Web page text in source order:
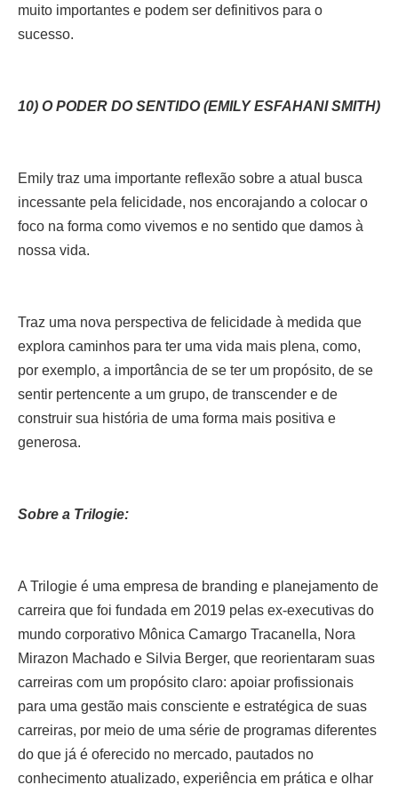
muito importantes e podem ser definitivos para o
sucesso.
10) O PODER DO SENTIDO (EMILY ESFAHANI SMITH)
Emily traz uma importante reflexão sobre a atual busca
incessante pela felicidade, nos encorajando a colocar o
foco na forma como vivemos e no sentido que damos à
nossa vida.
Traz uma nova perspectiva de felicidade à medida que
explora caminhos para ter uma vida mais plena, como,
por exemplo, a importância de se ter um propósito, de se
sentir pertencente a um grupo, de transcender e de
construir sua história de uma forma mais positiva e
generosa.
Sobre a Trilogie:
A Trilogie é uma empresa de branding e planejamento de
carreira que foi fundada em 2019 pelas ex-executivas do
mundo corporativo Mônica Camargo Tracanella, Nora
Mirazon Machado e Silvia Berger, que reorientaram suas
carreiras com um propósito claro: apoiar profissionais
para uma gestão mais consciente e estratégica de suas
carreiras, por meio de uma série de programas diferentes
do que já é oferecido no mercado, pautados no
conhecimento atualizado, experiência em prática e olhar